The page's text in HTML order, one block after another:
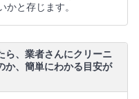
かと存じます。
ら、業者さんにクリーニ
か、簡単にわかる目安が